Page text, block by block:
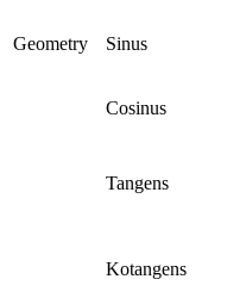
Geometry Sinus
Cosinus
Tangens
Kotangens